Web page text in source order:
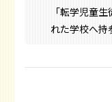
「転学児童
れた学校へ持